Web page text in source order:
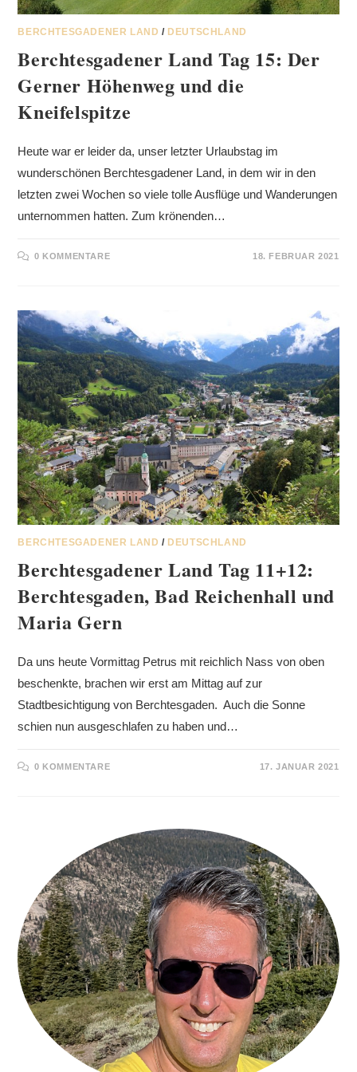
BERCHTESGADENER LAND / DEUTSCHLAND
Berchtesgadener Land Tag 15: Der
Gerner Höhenweg und die
Kneifelspitze
Heute war er leider da, unser letzter Urlaubstag im
wunderschönen Berchtesgadener Land, in dem wir in den
letzten zwei Wochen so viele tolle Ausflüge und Wanderungen
unternommen hatten. Zum krönenden…
0 KOMMENTARE 18. FEBRUAR 2021
BERCHTESGADENER LAND / DEUTSCHLAND
Berchtesgadener Land Tag 11+12:
Berchtesgaden, Bad Reichenhall und
Maria Gern
Da uns heute Vormittag Petrus mit reichlich Nass von oben
beschenkte, brachen wir erst am Mittag auf zur
Stadtbesichtigung von Berchtesgaden. Auch die Sonne
schien nun ausgeschlafen zu haben und…
0 KOMMENTARE 17. JANUAR 2021